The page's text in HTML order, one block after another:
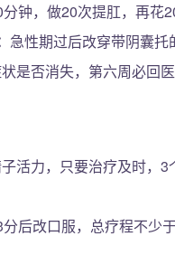
钟，做20次提肛，再花
急性期过后改穿带阴囊
是否消失，第六周必回
活力，只要治疗及时，
后改口服，总疗程不少